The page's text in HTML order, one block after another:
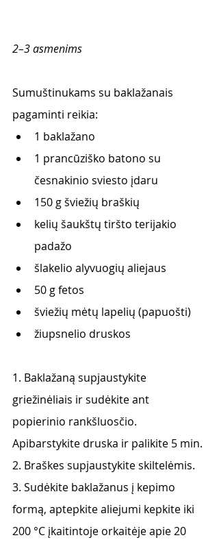
2–3 asmenims
Sumuštinukams su baklažanais
pagaminti reikia:
1 baklažano
1 prancūziško batono su
česnakinio sviesto įdaru
150 g šviežių braškių
kelių šaukštų tiršto terijakio
padažo
šlakelio alyvuogių aliejaus
50 g fetos
šviežių mėtų lapelių (papuošti)
žiupsnelio druskos
1. Baklažaną supjaustykite
griežinėliais ir sudėkite ant
popierinio rankšluosčio.
Apibarstykite druska ir palikite 5 min.
2. Braškes supjaustykite skiltelėmis.
3. Sudėkite baklažanus į kepimo
formą, aptepkite aliejumi kepkite iki
200 °C įkaitintoje orkaitėje apie 20